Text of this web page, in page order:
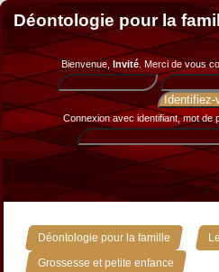
Déontologie pour la
Bienvenue, Invité. Merci devous
Connexion avec identifiant, mot de
Déontologie pour la famille »
Grossesse et petite enfance »